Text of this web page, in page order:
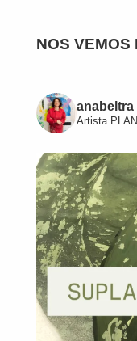
NOS VEMOS
anabeltra
Artista